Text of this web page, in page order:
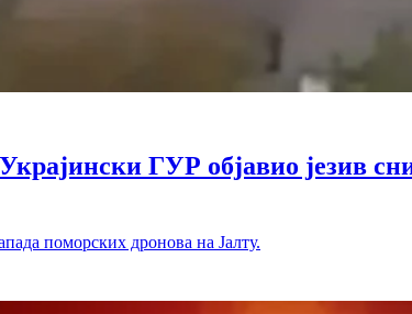
ГУР објавио језив
поморских дронова на Јалту.